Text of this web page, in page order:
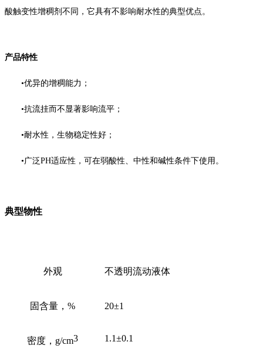
酸触变性增稠剂不同，它具有不影响耐水性的典型优点。
产品特性
•优异的增稠能力；
•抗流挂而不显著影响流平；
•耐水性，生物稳定性好；
• 广泛PH适应性，可在弱酸性、中性和碱性条件下使用。
典型物性
外观 不透明流动液体
固含量，% 20±1
密度，g/cm3 1.1±0.1